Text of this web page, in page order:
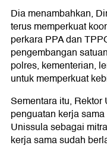
Dia menambahkan,
terus memperkuat
perkara PPA dan
pengembangan
polres, kementerian,
untuk memperkuat
Sementara itu,
penguatan kerja
Unissula sebagai
kerja sama sudah